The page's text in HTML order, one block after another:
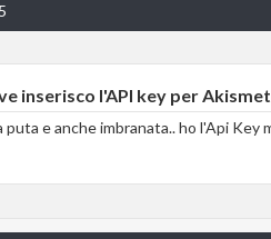
inserisco l'API key per
puta e anche imbranata.. ho l'Api